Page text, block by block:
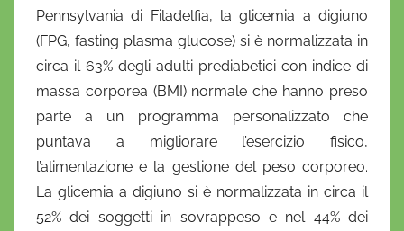
Pennsylvania di Filadelfia, la glicemia a digiuno
(FPG, fasting plasma glucose) si è normalizzata in
circa il 63% degli adulti prediabetici con indice di
massa corporea (BMI) normale che hanno preso
parte a un programma personalizzato che
puntava a migliorare l’esercizio fisico,
l’alimentazione e la gestione del peso corporeo.
La glicemia a digiuno si è normalizzata in circa il
52% dei soggetti in sovrappeso e nel 44% dei